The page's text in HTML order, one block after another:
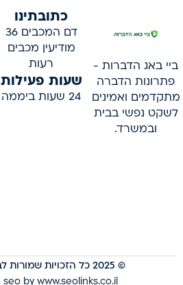
ביי באג הדברות -
פתרונות הדברה
מתקדמים ואמינים
לשקט נפשי בבית
ובמשרד.
כתובתינו
דם המכבים 36
מודיעין מכבים
רעות
שעות פעילות
24 שעות ביממה
© 2025 כל הזכויות שמורות לביי באג הדברות
seo by www.seolinks.co.il